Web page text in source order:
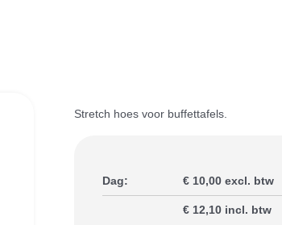
Stretch hoes voor buffettafels.
Dag: € 10,00 excl. btw
€ 12,10 incl. btw